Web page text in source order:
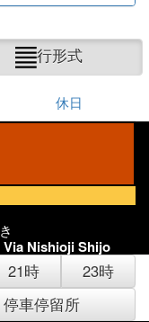
行形式
休日
き
Nishioji Shijo
21時
23時
停車停留所